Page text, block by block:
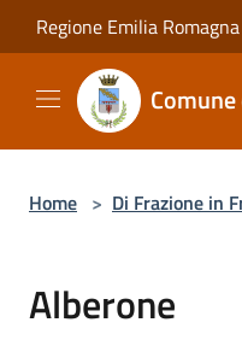
Salta al contenuto principale
Regione Emilia Romagna
Home > Di Frazione in
Alberone